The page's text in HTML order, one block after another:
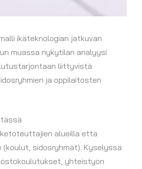
ikäteknologian jatkuvan
muassa nykytilan analyysi
liittyvistä
ja oppilaitosten
alueilla että
sidosryhmät). Kyselyssä
yhteistyön